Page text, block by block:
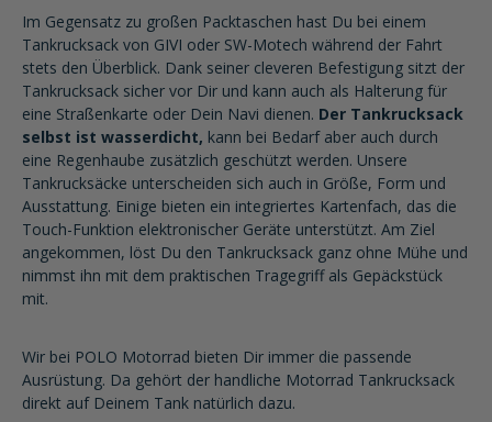
Im Gegensatz zu großen Packtaschen hast Du bei einem
Tankrucksack von GIVI oder SW-Motech während der Fahrt
stets den Überblick. Dank seiner cleveren Befestigung sitzt der
Tankrucksack sicher vor Dir und kann auch als Halterung für
eine Straßenkarte oder Dein Navi dienen. Der Tankrucksack
selbst ist wasserdicht, kann bei Bedarf aber auch durch
eine Regenhaube zusätzlich geschützt werden. Unsere
Tankrucksäcke unterscheiden sich auch in Größe, Form und
Ausstattung. Einige bieten ein integriertes Kartenfach, das die
Touch-Funktion elektronischer Geräte unterstützt. Am Ziel
angekommen, löst Du den Tankrucksack ganz ohne Mühe und
nimmst ihn mit dem praktischen Tragegriff als Gepäckstück
mit.
Wir bei POLO Motorrad bieten Dir immer die passende
Ausrüstung. Da gehört der handliche Motorrad Tankrucksack
direkt auf Deinem Tank natürlich dazu.